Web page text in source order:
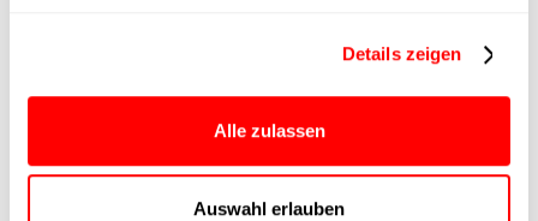
Details zeigen
Alle zulassen
Auswahl erlauben
Max. feed force Fx tip